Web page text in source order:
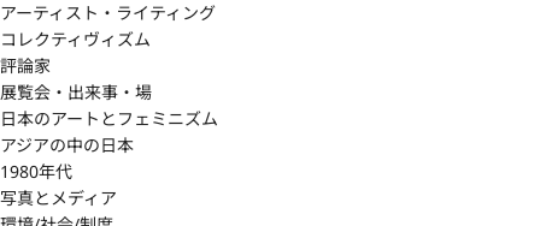
アーティスト・ライティング
コレクティヴィズム
評論家
展覧会・出来事・場
日本のアートとフェミニズム
アジアの中の日本
1980年代
写真とメディア